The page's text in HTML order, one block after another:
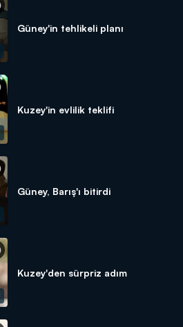
Güney'in tehlikeli planı
Kuzey'in evlilik teklifi
Güney, Barış'ı bitirdi
Kuzey'den sürpriz adım